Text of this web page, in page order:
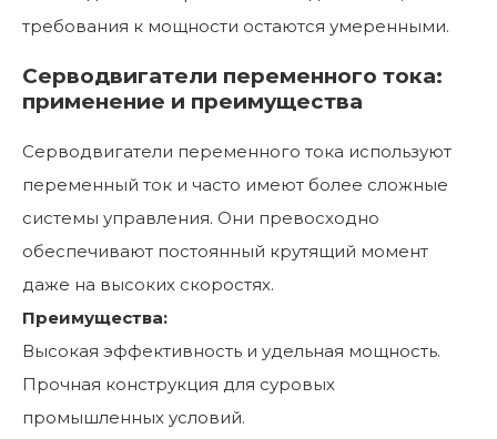
требования к мощности остаются умеренными.
Серводвигатели переменного тока:
применение и преимущества
Серводвигатели переменного тока используют
переменный ток и часто имеют более сложные
системы управления. Они превосходно
обеспечивают постоянный крутящий момент
даже на высоких скоростях.
Преимущества:
Высокая эффективность и удельная мощность.
Прочная конструкция для суровых
промышленных условий.